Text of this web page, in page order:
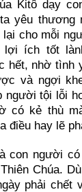
Kitô dạy
yêu thương
lại cho mỗi
lợi ích tốt
hết, nhờ tình
và ngợi
người tội lỗi
có kẻ thù
điều hay lẽ
con người
Chúa.
phải chết